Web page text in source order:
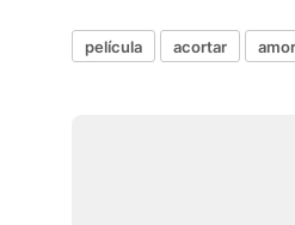
película acortar amor